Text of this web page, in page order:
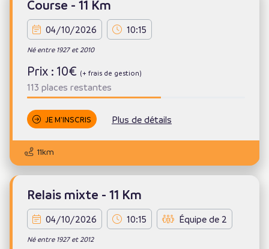
Course - 11 Km
04/10/2026 10:15
Né entre 1927 et 2010
Prix : 10€ (+ frais de gestion)
113 places restantes
JE M'INSCRIS Plus de détails
11km
Relais mixte - 11 Km
04/10/2026 10:15 Équipe de 2
Né entre 1927 et 2012